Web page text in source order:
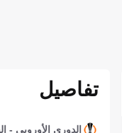
تفاصيل
الدوري الأوروبي -